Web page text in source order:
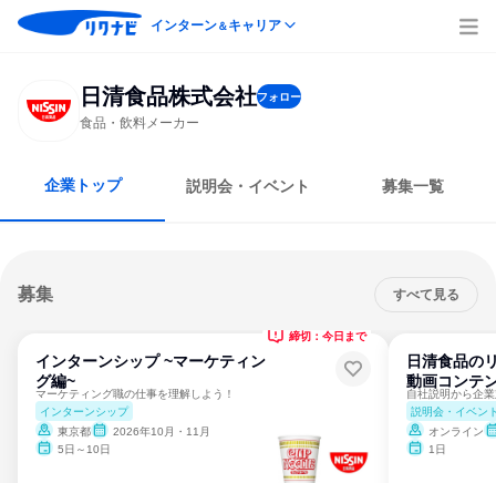
インターン＆キャリア
日清食品株式会社フォロー
食品・飲料メーカー
企業トップ 説明会・イベント 募集一覧
募集 すべて見る
インターンシップ ~マーケティン
グ編~
マーケティング職の仕事を理解しよう！
インターンシップ
東京都
2026年10月・11月
5日～10日
締切：今日まで
日清食品の
動画コンテ
説明会・イベン
オンライン
1日